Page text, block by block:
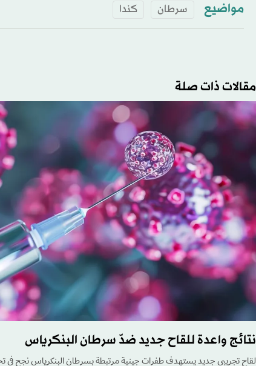
مواضيع سرطان كندا
مقالات ذات صلة
نتائج واعدة للقاح جديد ضدّ سرطان البنكرياس
لقاح تجريبي جديد يستهدف طفرات جينية مرتبطة بسرطان البنكرياس نجح في